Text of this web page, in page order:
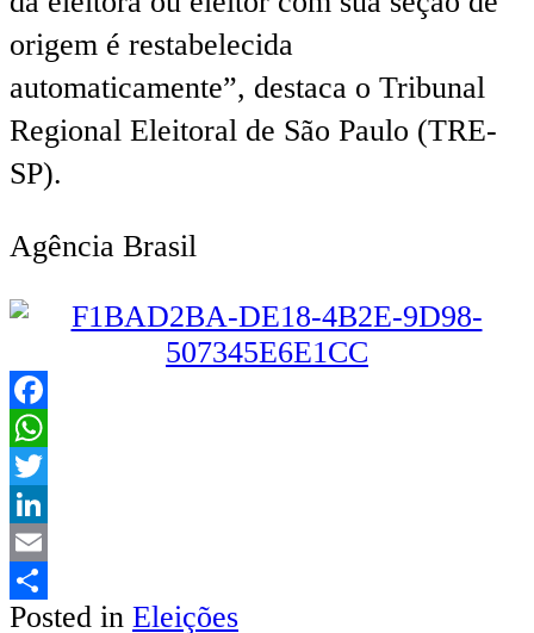
origem é restabelecida
automaticamente”, destaca o Tribunal
Regional Eleitoral de São Paulo (TRE-
SP).
Agência Brasil
Facebook
WhatsApp
Twitter
LinkedIn
Email
Share
Posted in Eleições